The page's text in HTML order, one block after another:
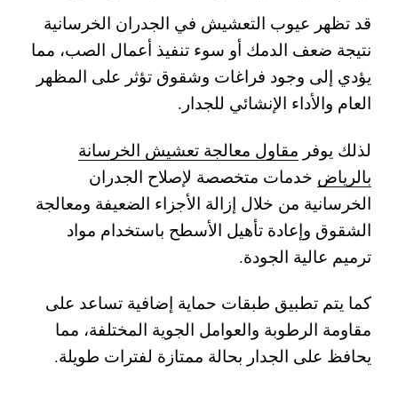
قد تظهر عيوب التعشيش في الجدران الخرسانية
نتيجة ضعف الدمك أو سوء تنفيذ أعمال الصب، مما
يؤدي إلى وجود فراغات وشقوق تؤثر على المظهر
العام والأداء الإنشائي للجدار.
لذلك يوفر مقاول معالجة تعشيش الخرسانة
بالرياض خدمات متخصصة لإصلاح الجدران
الخرسانية من خلال إزالة الأجزاء الضعيفة ومعالجة
الشقوق وإعادة تأهيل الأسطح باستخدام مواد
ترميم عالية الجودة.
كما يتم تطبيق طبقات حماية إضافية تساعد على
مقاومة الرطوبة والعوامل الجوية المختلفة، مما
يحافظ على الجدار بحالة ممتازة لفترات طويلة.